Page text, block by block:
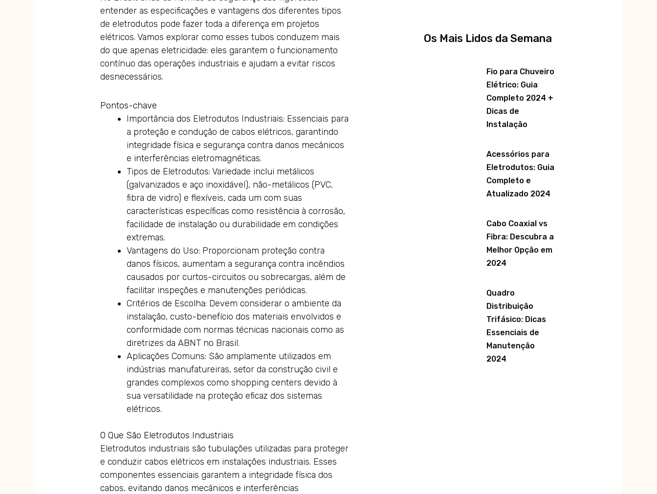
entender as especificações e vantagens dos diferentes tipos
de eletrodutos pode fazer toda a diferença em projetos
elétricos. Vamos explorar como esses tubos conduzem mais
do que apenas eletricidade: eles garantem o funcionamento
contínuo das operações industriais e ajudam a evitar riscos
desnecessários.
Pontos-chave
Importância dos Eletrodutos Industriais: Essenciais para
a proteção e condução de cabos elétricos, garantindo
integridade física e segurança contra danos mecânicos
e interferências eletromagnéticas.
Tipos de Eletrodutos: Variedade inclui metálicos
(galvanizados e aço inoxidável), não-metálicos (PVC,
fibra de vidro) e flexíveis, cada um com suas
características específicas como resistência à corrosão,
facilidade de instalação ou durabilidade em condições
extremas.
Vantagens do Uso: Proporcionam proteção contra
danos físicos, aumentam a segurança contra incêndios
causados por curtos-circuitos ou sobrecargas, além de
facilitar inspeções e manutenções periódicas.
Critérios de Escolha: Devem considerar o ambiente da
instalação, custo-benefício dos materiais envolvidos e
conformidade com normas técnicas nacionais como as
diretrizes da ABNT no Brasil.
Aplicações Comuns: São amplamente utilizados em
indústrias manufatureiras, setor da construção civil e
grandes complexos como shopping centers devido à
sua versatilidade na proteção eficaz dos sistemas
elétricos.
O Que São Eletrodutos Industriais
Eletrodutos industriais são tubulações utilizadas para proteger
e conduzir cabos elétricos em instalações industriais. Esses
componentes essenciais garantem a integridade física dos
cabos, evitando danos mecânicos e interferências
Os Mais Lidos da Semana
Fio para Chuveiro
Elétrico: Guia
Completo 2024 +
Dicas de
Instalação
Acessórios para
Eletrodutos: Guia
Completo e
Atualizado 2024
Cabo Coaxial vs
Fibra: Descubra a
Melhor Opção em
2024
Quadro
Distribuição
Trifásico: Dicas
Essenciais de
Manutenção
2024